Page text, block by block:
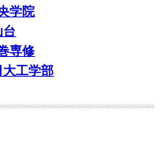
学院
台
専修
大工学部